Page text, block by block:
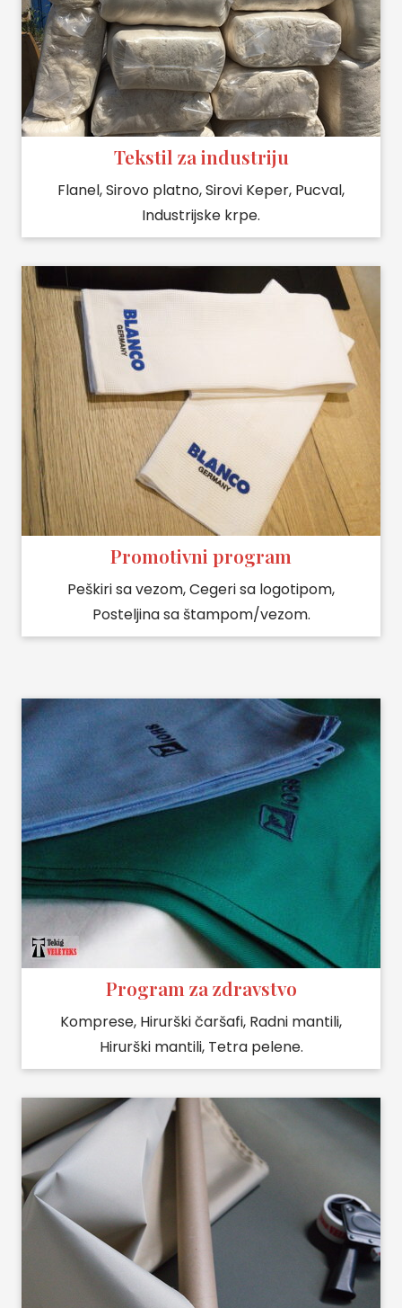
Tekstil za industriju
Flanel, Sirovo platno, Sirovi Keper, Pucval,
Industrijske krpe.
Promotivni program
Peškiri sa vezom, Cegeri sa logotipom,
Posteljina sa štampom/vezom.
Program za zdravstvo
Komprese, Hirurški čaršafi, Radni mantili,
Hirurški mantili, Tetra pelene.